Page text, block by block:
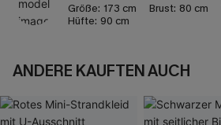
Größe: 173 cm Brust: 80 cm
Hüfte: 90 cm
ANDERE KAUFTEN AUCH